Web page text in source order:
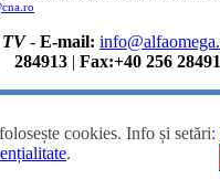
TV- E-mail:
284913| Fax:+40 256
cookies. Info și setări:
.